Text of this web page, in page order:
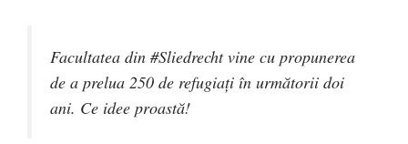
Facultatea din #Sliedrecht vine cu propunerea
de a prelua 250 de refugiați în următorii doi
ani. Ce idee proastă!